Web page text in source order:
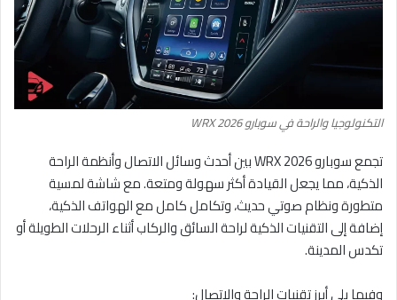
التكنولوجيا والراحة في سوبارو WRX 2026
تجمع سوبارو WRX 2026 بين أحدث وسائل الاتصال وأنظمة الراحة
الذكية، مما يجعل القيادة أكثر سهولة ومتعة. مع شاشة لمسية
متطورة ونظام صوتي حديث، وتكامل كامل مع الهواتف الذكية،
إضافة إلى التقنيات الذكية لراحة السائق والركاب أثناء الرحلات الطويلة أو
تكدس المدينة.
وفيما يلي أبرز تقنيات الراحة والاتصال: